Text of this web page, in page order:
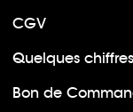
CGV
Quelques chiffres
Bon de